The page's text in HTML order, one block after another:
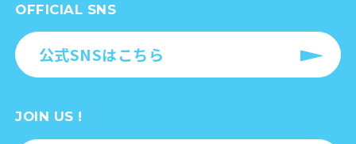
OFFICIAL SNS
公式SNSはこちら
JOIN US !